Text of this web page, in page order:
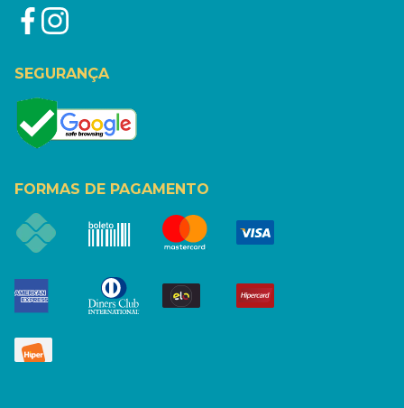
SEGURANÇA
FORMAS DE PAGAMENTO